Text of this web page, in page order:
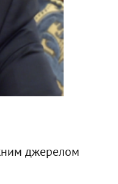
джерелом